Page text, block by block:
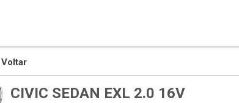
Voltar
CIVIC SEDAN EXL 2.0 16V